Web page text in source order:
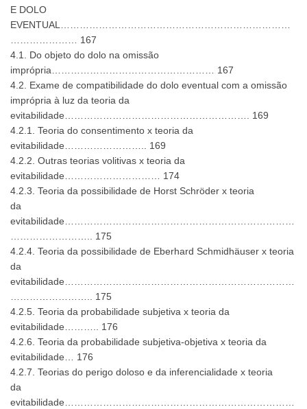
E DOLO
EVENTUAL………………………………………………………………
………………… 167
4.1. Do objeto do dolo na omissão
imprópria…………………………………………… 167
4.2. Exame de compatibilidade do dolo eventual com a omissão
imprópria à luz da teoria da
evitabilidade…………………………………………………. 169
4.2.1. Teoria do consentimento x teoria da
evitabilidade…………………….. 169
4.2.2. Outras teorias volitivas x teoria da
evitabilidade………………………… 174
4.2.3. Teoria da possibilidade de Horst Schröder x teoria
da
evitabilidade………………………………………………………………
…………………….. 175
4.2.4. Teoria da possibilidade de Eberhard Schmidhäuser x teoria
da
evitabilidade………………………………………………………………
…………………….. 175
4.2.5. Teoria da probabilidade subjetiva x teoria da
evitabilidade……….. 176
4.2.6. Teoria da probabilidade subjetiva-objetiva x teoria da
evitabilidade… 176
4.2.7. Teorias do perigo doloso e da inferencialidade x teoria
da
evitabilidade………………………………………………………………